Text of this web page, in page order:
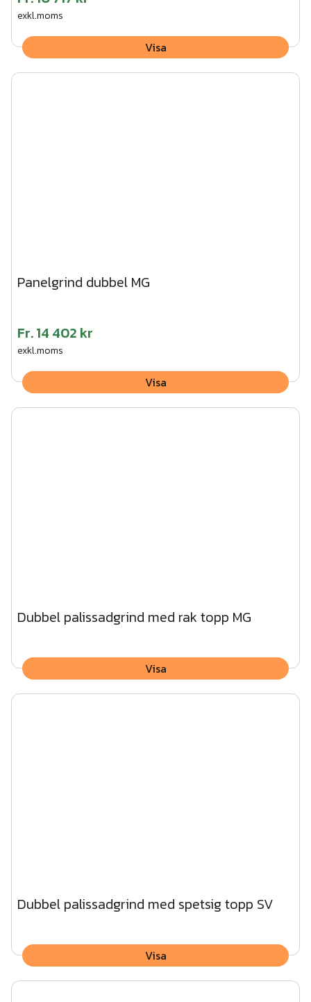
exkl.moms
Visa
Panelgrind dubbel MG
Fr.14 402 kr
exkl.moms
Visa
Dubbel palissadgrind med rak topp MG
Visa
Dubbel palissadgrind med spetsig topp SV
Visa